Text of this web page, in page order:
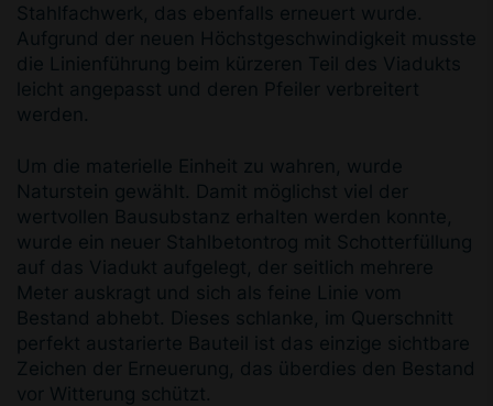
Stahlfachwerk, das ebenfalls erneuert wurde.
Aufgrund der neuen Höchstgeschwindigkeit musste
die Linienführung beim kürzeren Teil des Viadukts
leicht angepasst und deren Pfeiler verbreitert
werden.
Um die materielle Einheit zu wahren, wurde
Na­turstein gewählt. Damit möglichst viel der
wertvol­len Bausubstanz erhalten werden konnte,
wurde ein neuer Stahlbetontrog mit Schotterfüllung
auf das Via­dukt aufgelegt, der seitlich mehrere
Meter auskragt und sich als feine Linie vom
Bestand abhebt. Dieses schlanke, im Querschnitt
perfekt austarierte Bauteil ist das einzige sichtbare
Zeichen der Erneuerung, das überdies den Bestand
vor Witterung schützt.